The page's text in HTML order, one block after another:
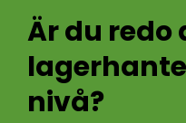
Är du redo
nivå?